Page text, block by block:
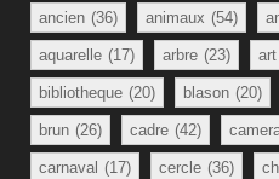
ancien (36) animaux (54)
aquarelle (17) arbre (23)
bibliotheque (20) blason (20)
brun (26) cadre (42)
carnaval (17) cercle (36)